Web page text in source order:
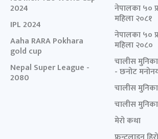
2024
IPL 2024
Aaha RARA Pokhara
gold cup
Nepal Super League -
2080
नेपालका ५०
महिला २०८१
नेपालका ५०
महिला २०८०
चालीस
- छनोट
चालीस
चालीस
मेरो कथा